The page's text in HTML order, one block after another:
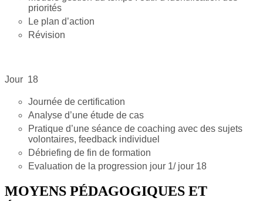
priorités
Le plan d’action
Révision
Jour 18
Journée de certification
Analyse d’une étude de cas
Pratique d’une séance de coaching avec des sujets
volontaires, feedback individuel
Débriefing de fin de formation
Evaluation de la progression jour 1/ jour 18
MOYENS PÉDAGOGIQUES ET